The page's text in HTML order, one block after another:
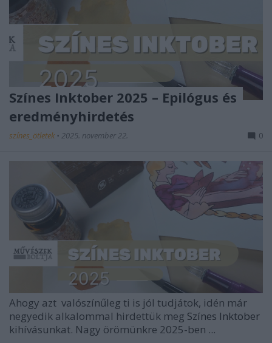
Színes Inktober 2025 – Epilógus és
eredményhirdetés
színes_ötletek • 2025. november 22. 0
Ahogy azt valószínűleg ti is jól tudjátok, idén már
negyedik alkalommal hirdettük meg Színes Inktober
kihívásunkat. Nagy örömünkre 2025-ben ...